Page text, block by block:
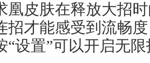
凰皮肤在释放大招
招才能感受到流畅
“设置”可以开启无